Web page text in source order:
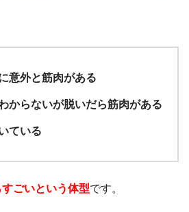
意外と筋肉がある
からないが脱いだら筋肉がある
ている
ごいという体型です。